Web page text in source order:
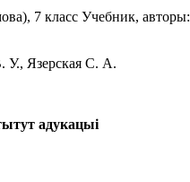
У., Язерская С. А.
адукацыі